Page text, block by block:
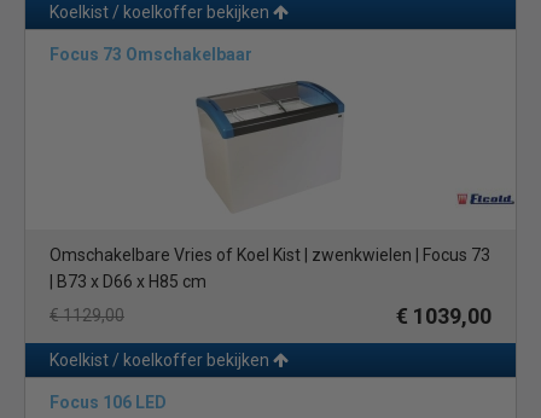
Koelkist / koelkoffer bekijken
Focus 73 Omschakelbaar
Omschakelbare Vries of Koel Kist | zwenkwielen | Focus 73
| B73 x D66 x H85 cm
€ 1129,00
€ 1039,00
Koelkist / koelkoffer bekijken
Focus 106 LED